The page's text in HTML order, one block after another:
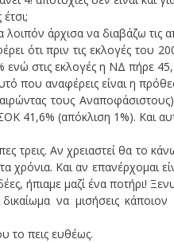
λοιπόν άρχισα να διαβάζω τις
ότι πριν τις εκλογές του
ενώ στις εκλογές η ΝΔ πήρε
που αναφέρεις είναι η
τους
41,6% (απόκλιση 1%). Και
τρεις. Αν χρειαστεί θα το
χρόνια. Και αν επανέρχομαι
ήπιαμε μαζί ένα ποτήρι!
δικαίωμα να μισήσεις
το πεις ευθέως.